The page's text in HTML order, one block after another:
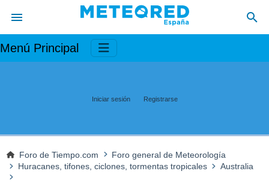
Menú Principal
Iniciar sesión Registrarse
Foro de Tiempo.com
Foro general de Meteorología
Huracanes, tifones, ciclones, tormentas tropicales
Australia